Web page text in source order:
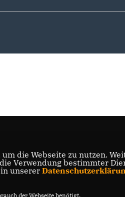
die Webseite zu nutzen.
Verwendung bestimmter
unserer
der Webseite benötigt.